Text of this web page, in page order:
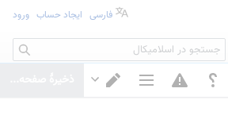
فارسی ایجاد حساب ورود
جستجو